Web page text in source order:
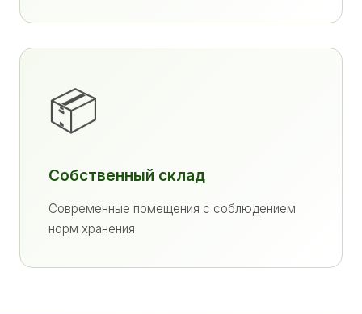
📦
Собственный склад
Современные помещения с соблюдением
норм хранения